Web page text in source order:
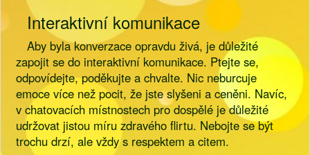
Interaktivní komunikace
Aby byla konverzace opravdu živá, je důležité
zapojit se do interaktivní komunikace. Ptejte se,
odpovídejte, poděkujte a chvalte. Nic neburcuje
emoce více než pocit, že jste slyšeni a ceněni. Navíc,
v chatovacích místnostech pro dospělé je důležité
udržovat jistou míru zdravého flirtu. Nebojte se být
trochu drzí, ale vždy s respektem a citem.